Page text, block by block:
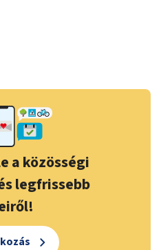
a közösségi
legfrissebb